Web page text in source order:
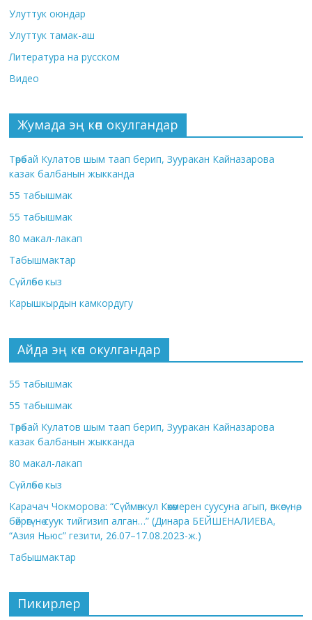
Улуттук оюндар
Улуттук тамак-аш
Литература на русском
Видео
Жумада эң көп окулгандар
Төрөбай Кулатов шым таап берип, Зууракан Кайназарова
казак балбанын жыкканда
55 табышмак
55 табышмак
80 макал-лакап
Табышмактар
Сүйлөбөс кыз
Карышкырдын камкордугу
Айда эң көп окулгандар
55 табышмак
55 табышмак
Төрөбай Кулатов шым таап берип, Зууракан Кайназарова
казак балбанын жыкканда
80 макал-лакап
Сүйлөбөс кыз
Карачач Чокморова: “Сүймөнкул Көкөмерен суусуна агып, өпкөсүнө,
бөйрөгүнө суук тийгизип алган…” (Динара БЕЙШЕНАЛИЕВА,
“Азия Ньюс” гезити, 26.07–17.08.2023-ж.)
Табышмактар
Пикирлер